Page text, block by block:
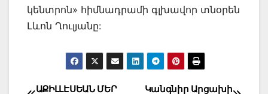
կենտրոն» հիմնադրամի գլխավոր տնօրեն
Լևոն Ղուլյանը:
Կանգնիր Արցախի
ԱՔԻԼԼԷՍԵԱՆ ՄԵՐ